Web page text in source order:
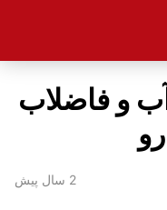
و فاضلاب
2 سال پیش